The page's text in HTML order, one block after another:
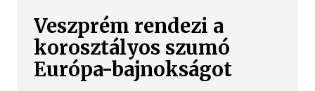
Veszprém rendezi a
korosztályos szumó
Európa-bajnokságot